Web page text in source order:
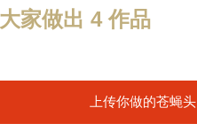
家做出 4 作品
上传你做的苍蝇头